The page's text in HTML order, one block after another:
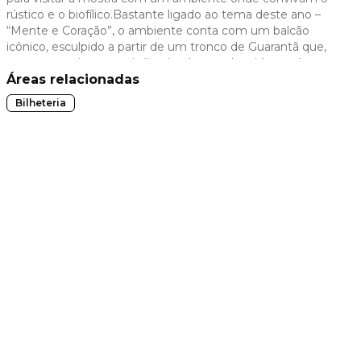
slide
slide
rústico e o biofílico.Bastante ligado ao tema deste ano –
“Mente e Coração”, o ambiente conta com um balcão
icônico, esculpido a partir de um tronco de Guarantã que,
com seus veios naturais iluminados, ganha vida e pulsa
como um coração, trazendo calor, emoção e presença ao
espaço. A composição se completa com uma paleta de
cores acolhedora e pedras naturais para criar um espaço
Áreas relacionadas
Bilheteria